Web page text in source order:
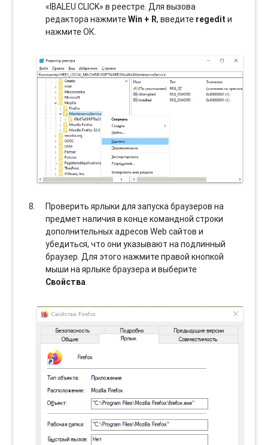
«IBALEU.CLICK» в реестре. Для вызова
редактора нажмитеWin + R, введите regedit и
нажмите ОК.
Проверить ярлыки для запуска браузеров на
предмет наличия в конце командной строки
дополнительных адресов Web сайтов и
убедиться, что они указывают на подлинный
браузер. Для этого нажмите правой кнопкой
мыши на ярлыке браузера и выберите
Свойства.